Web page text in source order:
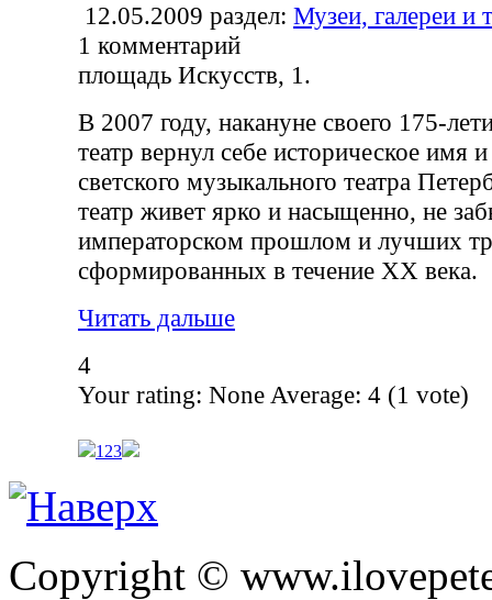
12.05.2009 раздел: Музеи, галереи и
1 комментарий
площадь Искусств, 1.
В 2007 году, накануне своего 175-
театр вернул себе историческое имя
светского музыкального театра
театр живет ярко и насыщенно, не
императорском прошлом и лучших
сформированных в течение XX века.
Читать дальше
4
Your rating: None Average: 4 (1 vote)
1 23
Copyright ©